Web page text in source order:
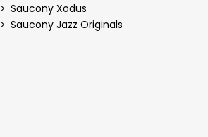
Saucony Xodus
Saucony Jazz Originals